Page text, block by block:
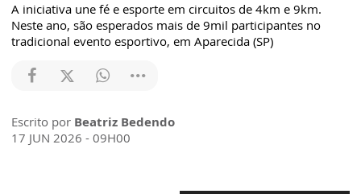
A iniciativa une fé e esporte em circuitos de 4km e 9km.
Neste ano, são esperados mais de 9mil participantes no
tradicional evento esportivo, em Aparecida (SP)
Escrito por Beatriz Bedendo
17 JUN 2026 - 09H00